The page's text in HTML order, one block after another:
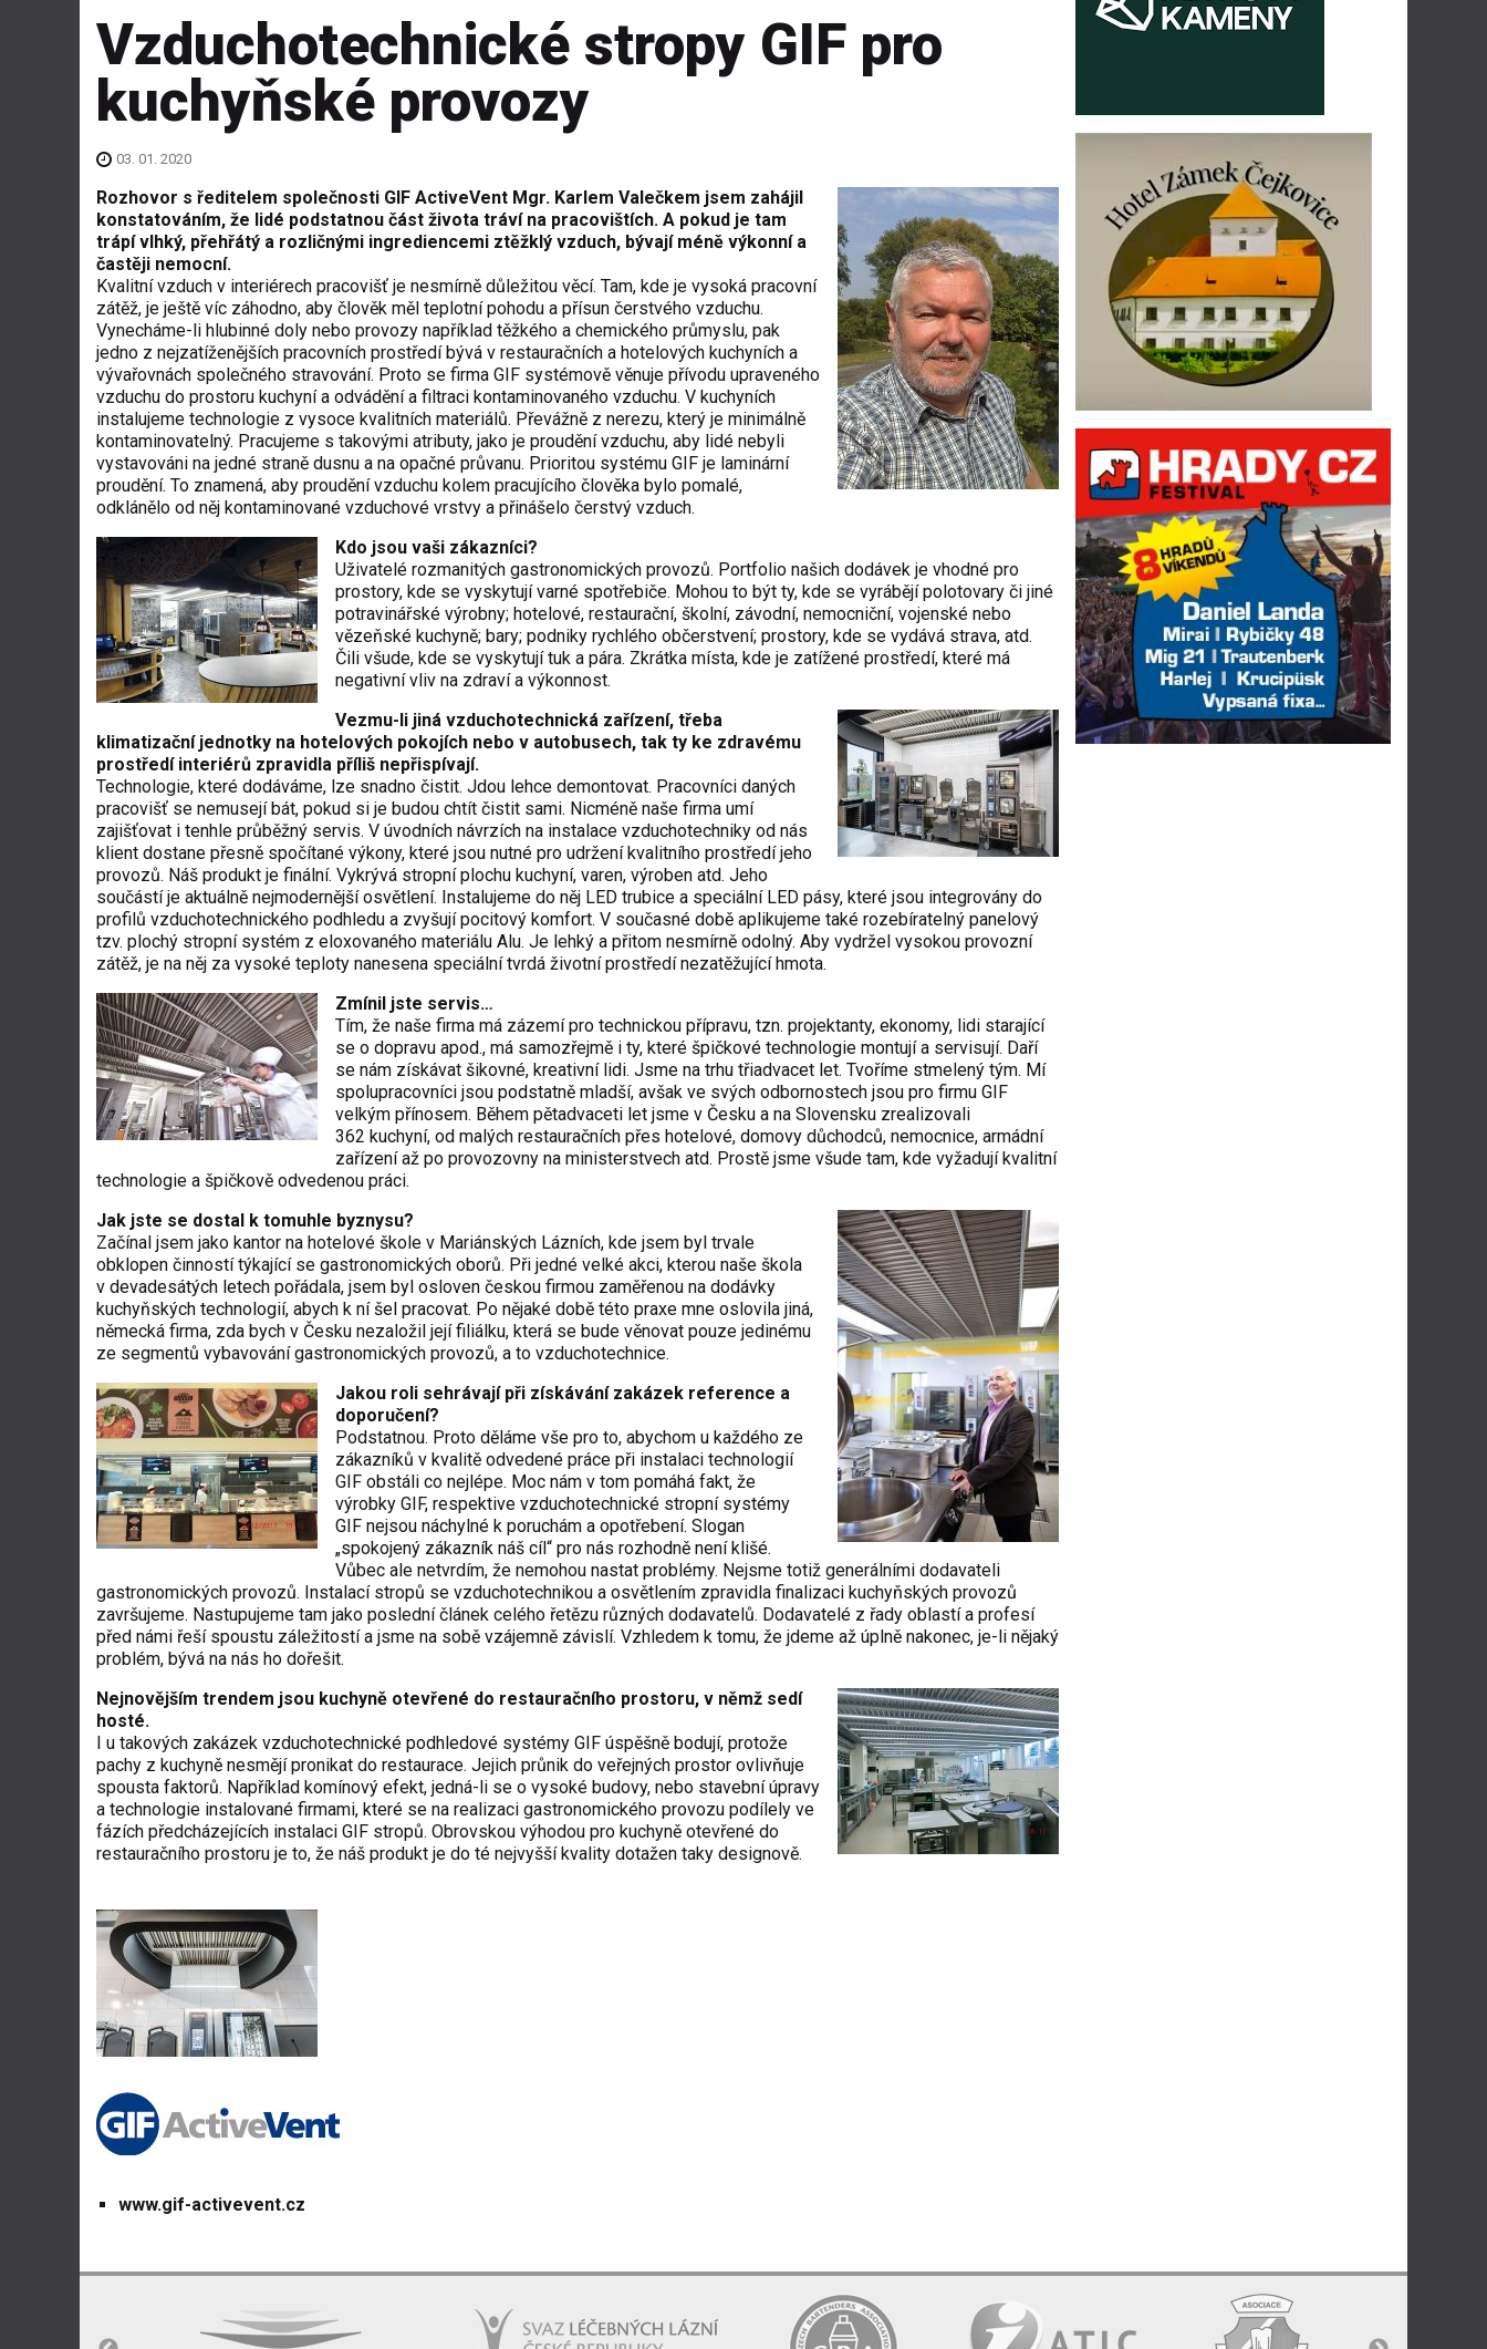
Vzduchotechnické stropy GIF pro
kuchyňské provozy
03. 01. 2020
Rozhovor s ředitelem společnosti GIF ActiveVent Mgr. Karlem Valečkem jsem zahájil
konstatováním, že lidé podstatnou část života tráví na pracovištích. A pokud je tam
trápí vlhký, přehřátý a rozličnými ingrediencemi ztěžklý vzduch, bývají méně výkonní a
častěji nemocní.
Kvalitní vzduch v interiérech pracovišť je nesmírně důležitou věcí. Tam, kde je vysoká pracovní
zátěž, je ještě víc záhodno, aby člověk měl teplotní pohodu a přísun čerstvého vzduchu.
Vynecháme-li hlubinné doly nebo provozy například těžkého a chemického průmyslu, pak
jedno z nejzatíženějších pracovních prostředí bývá v restauračních a hotelových kuchyních a
vývařovnách společného stravování. Proto se firma GIF systémově věnuje přívodu upraveného
vzduchu do prostoru kuchyní a odvádění a filtraci kontaminovaného vzduchu. V kuchyních
instalujeme technologie z vysoce kvalitních materiálů. Převážně z nerezu, který je minimálně
kontaminovatelný. Pracujeme s takovými atributy, jako je proudění vzduchu, aby lidé nebyli
vystavováni na jedné straně dusnu a na opačné průvanu. Prioritou systému GIF je laminární
proudění. To znamená, aby proudění vzduchu kolem pracujícího člověka bylo pomalé,
odklánělo od něj kontaminované vzduchové vrstvy a přinášelo čerstvý vzduch.
Kdo jsou vaši zákazníci?
Uživatelé rozmanitých gastronomických provozů. Portfolio našich dodávek je vhodné pro
prostory, kde se vyskytují varné spotřebiče. Mohou to být ty, kde se vyrábějí polotovary či jiné
potravinářské výrobny; hotelové, restaurační, školní, závodní, nemocniční, vojenské nebo
vězeňské kuchyně; bary; podniky rychlého občerstvení; prostory, kde se vydává strava, atd.
Čili všude, kde se vyskytují tuk a pára. Zkrátka místa, kde je zatížené prostředí, které má
negativní vliv na zdraví a výkonnost.
Vezmu-li jiná vzduchotechnická zařízení, třeba
klimatizační jednotky na hotelových pokojích nebo v autobusech, tak ty ke zdravému
prostředí interiérů zpravidla příliš nepřispívají.
Technologie, které dodáváme, lze snadno čistit. Jdou lehce demontovat. Pracovníci daných
pracovišť se nemusejí bát, pokud si je budou chtít čistit sami. Nicméně naše firma umí
zajišťovat i tenhle průběžný servis. V úvodních návrzích na instalace vzduchotechniky od nás
klient dostane přesně spočítané výkony, které jsou nutné pro udržení kvalitního prostředí jeho
provozů. Náš produkt je finální. Vykrývá stropní plochu kuchyní, varen, výroben atd. Jeho
součástí je aktuálně nejmodernější osvětlení. Instalujeme do něj LED trubice a speciální LED pásy, které jsou integrovány do
profilů vzduchotechnického podhledu a zvyšují pocitový komfort. V současné době aplikujeme také rozebíratelný panelový
tzv. plochý stropní systém z eloxovaného materiálu Alu. Je lehký a přitom nesmírně odolný. Aby vydržel vysokou provozní
zátěž, je na něj za vysoké teploty nanesena speciální tvrdá životní prostředí nezatěžující hmota.
Zmínil jste servis…
Tím, že naše firma má zázemí pro technickou přípravu, tzn. projektanty, ekonomy, lidi starající
se o dopravu apod., má samozřejmě i ty, které špičkové technologie montují a servisují. Daří
se nám získávat šikovné, kreativní lidi. Jsme na trhu třiadvacet let. Tvoříme stmelený tým. Mí
spolupracovníci jsou podstatně mladší, avšak ve svých odbornostech jsou pro firmu GIF
velkým přínosem. Během pětadvaceti let jsme v Česku a na Slovensku zrealizovali
362 kuchyní, od malých restauračních přes hotelové, domovy důchodců, nemocnice, armádní
zařízení až po provozovny na ministerstvech atd. Prostě jsme všude tam, kde vyžadují kvalitní
technologie a špičkově odvedenou práci.
Jak jste se dostal k tomuhle byznysu?
Začínal jsem jako kantor na hotelové škole v Mariánských Lázních, kde jsem byl trvale
obklopen činností týkající se gastronomických oborů. Při jedné velké akci, kterou naše škola
v devadesátých letech pořádala, jsem byl osloven českou firmou zaměřenou na dodávky
kuchyňských technologií, abych k ní šel pracovat. Po nějaké době této praxe mne oslovila jiná,
německá firma, zda bych v Česku nezaložil její filiálku, která se bude věnovat pouze jedinému
ze segmentů vybavování gastronomických provozů, a to vzduchotechnice.
Jakou roli sehrávají při získávání zakázek reference a
doporučení?
Podstatnou. Proto děláme vše pro to, abychom u každého ze
zákazníků v kvalitě odvedené práce při instalaci technologií
GIF obstáli co nejlépe. Moc nám v tom pomáhá fakt, že
výrobky GIF, respektive vzduchotechnické stropní systémy
GIF nejsou náchylné k poruchám a opotřebení. Slogan
„spokojený zákazník náš cíl“ pro nás rozhodně není klišé.
Vůbec ale netvrdím, že nemohou nastat problémy. Nejsme totiž generálními dodavateli
gastronomických provozů. Instalací stropů se vzduchotechnikou a osvětlením zpravidla finalizaci kuchyňských provozů
završujeme. Nastupujeme tam jako poslední článek celého řetězu různých dodavatelů. Dodavatelé z řady oblastí a profesí
před námi řeší spoustu záležitostí a jsme na sobě vzájemně závislí. Vzhledem k tomu, že jdeme až úplně nakonec, je-li nějaký
problém, bývá na nás ho dořešit.
Nejnovějším trendem jsou kuchyně otevřené do restauračního prostoru, v němž sedí
hosté.
I u takových zakázek vzduchotechnické podhledové systémy GIF úspěšně bodují, protože
pachy z kuchyně nesmějí pronikat do restaurace. Jejich průnik do veřejných prostor ovlivňuje
spousta faktorů. Například komínový efekt, jedná-li se o vysoké budovy, nebo stavební úpravy
a technologie instalované firmami, které se na realizaci gastronomického provozu podílely ve
fázích předcházejících instalaci GIF stropů. Obrovskou výhodou pro kuchyně otevřené do
restauračního prostoru je to, že náš produkt je do té nejvyšší kvality dotažen taky designově.
www.gif-activevent.cz